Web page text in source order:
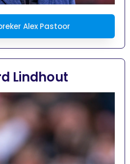
Alex Pastoor
Lindhout